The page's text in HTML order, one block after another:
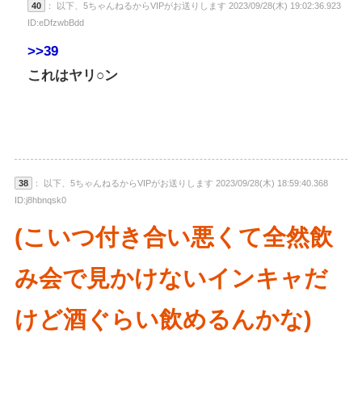
40
： 以下、5ちゃんねるからVIPがお送りします 2023/09/28(木) 19:02:36.923
ID:eDfzwbBdd
>>39
これはヤリ○ン
38
： 以下、5ちゃんねるからVIPがお送りします 2023/09/28(木) 18:59:40.368
ID:j8hbnqsk0
(こいつ付き合い悪くて全然飲
み会で見かけないインキャだ
けど酒ぐらい飲めるんかな)